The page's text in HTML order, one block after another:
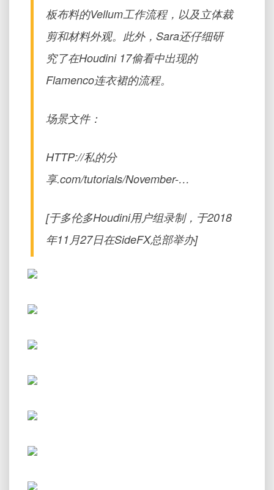
板布料的Vellum工作流程，以及立体裁
剪和材料外观。此外，Sara还仔细研
究了在Houdini 17偷看中出现的
Flamenco连衣裙的流程。
场景文件：
HTTP://私的分
享.com/tutorials/November-…
[于多伦多Houdini用户组录制，于2018
年11月27日在SideFX总部举办]